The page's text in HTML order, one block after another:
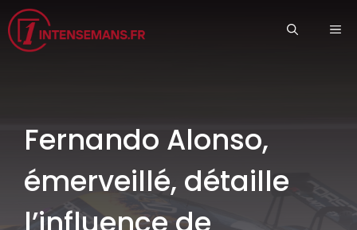
Aller
au
contenu
Fernando Alonso,
émerveillé, détaille